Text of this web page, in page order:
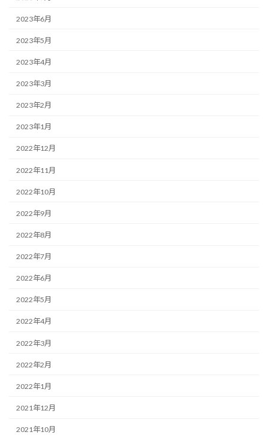
2023年6月
2023年5月
2023年4月
2023年3月
2023年2月
2023年1月
2022年12月
2022年11月
2022年10月
2022年9月
2022年8月
2022年7月
2022年6月
2022年5月
2022年4月
2022年3月
2022年2月
2022年1月
2021年12月
2021年10月